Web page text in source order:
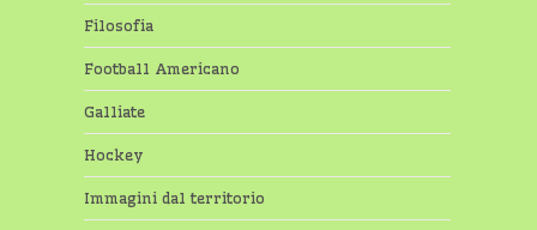
Filosofia
Football Americano
Galliate
Hockey
Immagini dal territorio